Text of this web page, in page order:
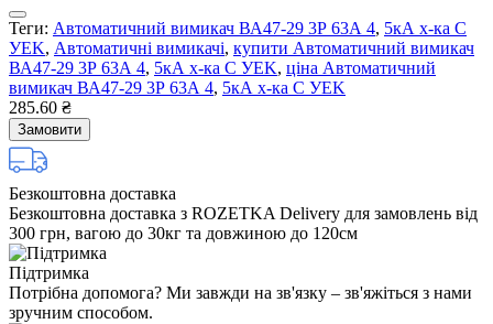
Теги: Автоматичний вимикач ВА47-29 3Р 63А 4, 5кА х-ка С
УEK, Автоматичні вимикачі, купити Автоматичний вимикач
ВА47-29 3Р 63А 4, 5кА х-ка С УEK, ціна Автоматичний
вимикач ВА47-29 3Р 63А 4, 5кА х-ка С УEK
285.60 ₴
Замовити
Безкоштовна доставка
Безкоштовна доставка з ROZETKA Delivery для замовлень від
300 грн, вагою до 30кг та довжиною до 120см
Підтримка
Потрібна допомога? Ми завжди на зв'язку – зв'яжіться з нами
зручним способом.